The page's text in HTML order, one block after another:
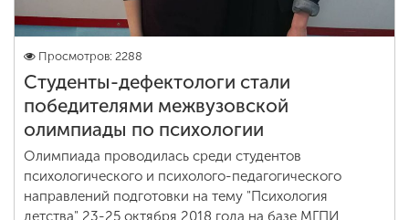
Просмотров: 2288
Студенты-дефектологи стали
победителями межвузовской
олимпиады по психологии
Олимпиада проводилась среди студентов
психологического и психолого-педагогического
направлений подготовки на тему "Психология
детства" 23-25 октября 2018 года на базе МГПИ